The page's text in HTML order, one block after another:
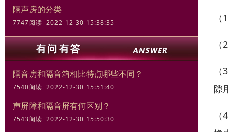
隔声房的分类
7747阅读 2022-12-30 15:38:35
隔音房和隔音箱相比特点哪些不同？
7540阅读 2022-12-30 15:51:40
声屏障和隔音屏有何区别？
7543阅读 2022-12-30 15:50:30
隙